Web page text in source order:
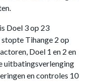
Doel 3 op 23
Tihange 2 op
Doel 1 en 2 en
uitbatingsverlenging
en controles 10